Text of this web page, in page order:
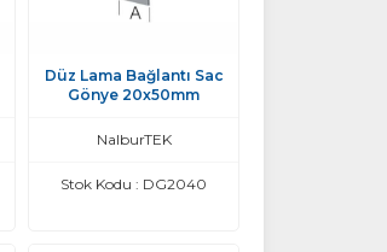
Düz Lama Bağlantı Sac
Gönye 20x50mm
NalburTEK
Stok Kodu : DG2040